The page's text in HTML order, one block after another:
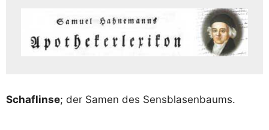
Schaf­lin­se; der Samen des Sensblasenbaums.